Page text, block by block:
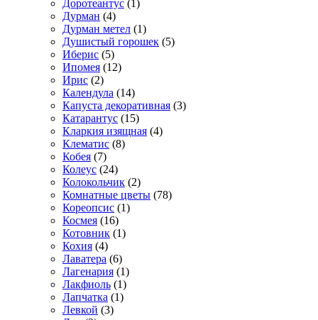
Доротеантус (1)
Дурман (4)
Дурман метел (1)
Душистый горошек (5)
Иберис (5)
Ипомея (12)
Ирис (2)
Календула (14)
Капуста декоративная (3)
Катарантус (15)
Кларкия изящная (4)
Клематис (8)
Кобея (7)
Колеус (24)
Колокольчик (2)
Комнатные цветы (78)
Кореопсис (1)
Космея (16)
Котовник (1)
Кохия (4)
Лаватера (6)
Лагенария (1)
Лакфиоль (1)
Лапчатка (1)
Левкой (3)